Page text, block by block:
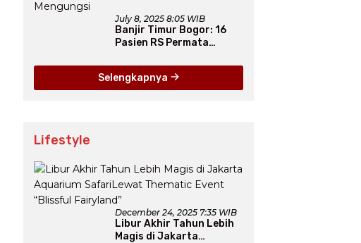
July 8, 2025 8:05 WIB
Banjir Timur Bogor: 16
Pasien RS Permata
Mengungsi
Selengkapnya
Lifestyle
December 24, 2025 7:35 WIB
Libur Akhir Tahun Lebih
Magis di Jakarta